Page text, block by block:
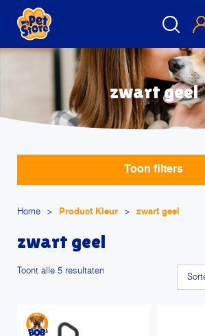
zwart geel
Toon filters
Home > Product Kleur > zwart geel
zwart geel
Toont alle 5 resultatenGesorteerd